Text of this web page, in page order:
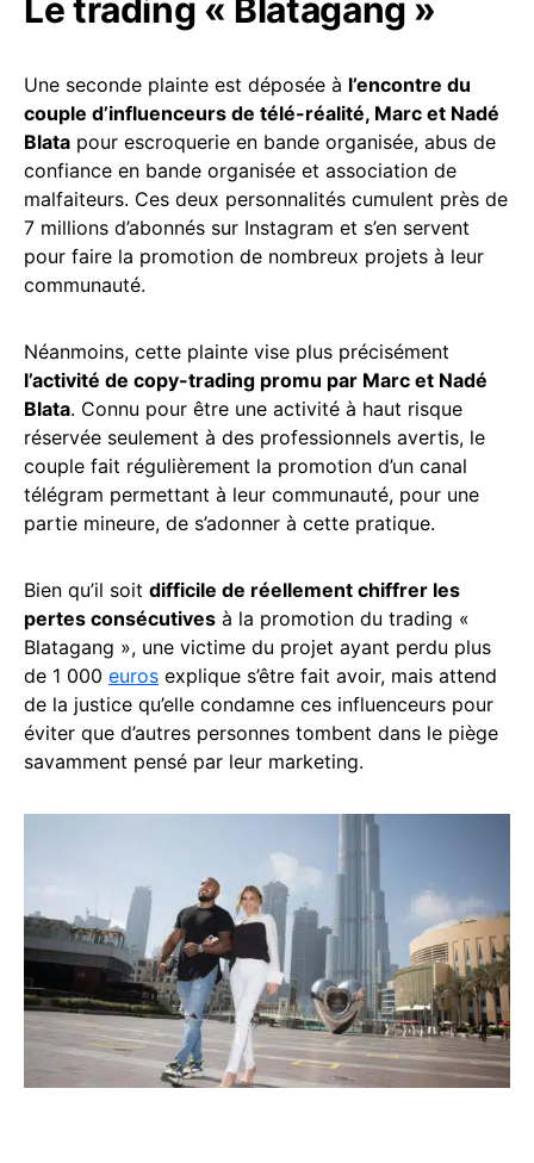
Le trading « Blatagang »
Une seconde plainte est déposée à l’encontre du
couple d’influenceurs de télé-réalité, Marc et Nadé
Blata pour escroquerie en bande organisée, abus de
confiance en bande organisée et association de
malfaiteurs. Ces deux personnalités cumulent près de
7 millions d’abonnés sur Instagram et s’en servent
pour faire la promotion de nombreux projets à leur
communauté.
Néanmoins, cette plainte vise plus précisément
l’activité de copy-trading promu par Marc et Nadé
Blata. Connu pour être une activité à haut risque
réservée seulement à des professionnels avertis, le
couple fait régulièrement la promotion d’un canal
télégram permettant à leur communauté, pour une
partie mineure, de s’adonner à cette pratique.
Bien qu’il soit difficile de réellement chiffrer les
pertes consécutives à la promotion du trading «
Blatagang », une victime du projet ayant perdu plus
de 1 000 euros explique s’être fait avoir, mais attend
de la justice qu’elle condamne ces influenceurs pour
éviter que d’autres personnes tombent dans le piège
savamment pensé par leur marketing.